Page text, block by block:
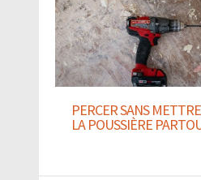
PERCER SANS
LA POUSSIÈRE